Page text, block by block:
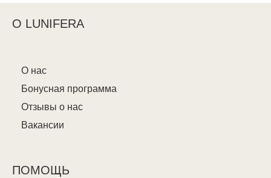
О LUNIFERA
О нас
Бонусная программа
Отзывы о нас
Вакансии
ПОМОЩЬ